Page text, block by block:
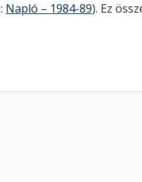
Napló – 1984-89). Ez